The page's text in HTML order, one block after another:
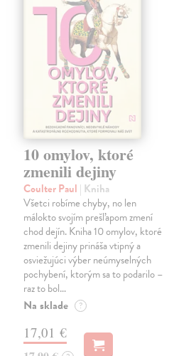
10 omylov, ktoré
zmenili dejiny
Coulter Paul | Kniha
Všetci robíme chyby, no len
málokto svojím prešľapom zmení
chod dejín. Kniha 10 omylov, ktoré
zmenili dejiny prináša vtipný a
osviežujúci výber neúmyselných
pochybení, ktorým sa to podarilo –
raz to bol…
Na sklade ?
17,01 €